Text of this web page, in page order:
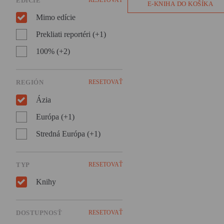
Mimo edície
Prekliati reportéri (+1)
100% (+2)
REGIÓN RESETOVAŤ
Ázia
Európa (+1)
Stredná Európa (+1)
TYP RESETOVAŤ
Knihy
DOSTUPNOSŤ RESETOVAŤ
E-KNIHA DO KOŠÍKA